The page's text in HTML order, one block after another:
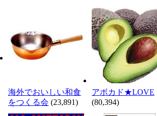
海外でおいしい和食
をつくる会 (23,891)
アボカド★LOVE
(80,394)